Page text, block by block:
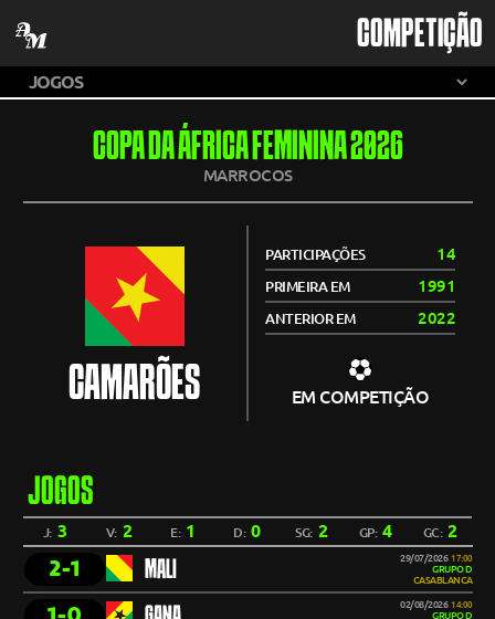
COMPETIÇÃO
COPA DA ÁFRICA FEMININA 2026
MARROCOS
CAMARÕES
PARTICIPAÇÕES 14
PRIMEIRA EM 1991
ANTERIOR EM 2022
EM COMPETIÇÃO
JOGOS
J: 3 V: 2 E: 1 D:0 SG: 2 GP: 4 GC: 2
2-1 MALI 29/07/2026 17:00
GRUPO D
CASABLANCA
02/08/2026 14:00
GRUPO D